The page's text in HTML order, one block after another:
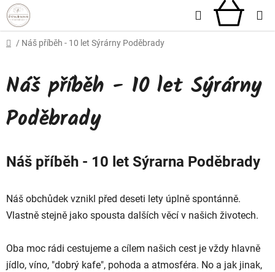
Přejít
na
obsah
Hledat
Domů
/ Náš příběh - 10 let Sýrárny Poděbrady
Náš příběh - 10 let Sýrárny
Poděbrady
Náš příběh - 10 let Sýrarna Poděbrady
Náš obchůdek vznikl před deseti lety úplně spontánně.
Vlastně stejně jako spousta dalších věcí v našich životech.
Oba moc rádi cestujeme a cílem našich cest je vždy hlavně
jídlo, víno, "dobrý kafe", pohoda a atmosféra. No a jak jinak,